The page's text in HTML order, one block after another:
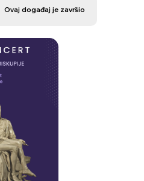
Ovaj događaj je završio